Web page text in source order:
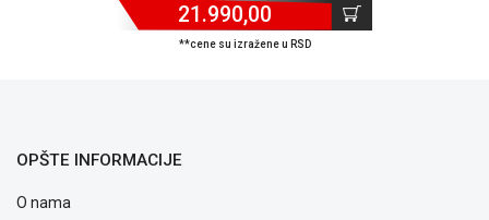
Usluge
kvara
21.990,00
**cene su izražene u RSD
OPŠTE INFORMACIJE
O nama